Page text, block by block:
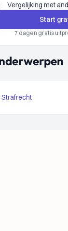
Vergelijking met
Start
7 dagen gratis
Strafrecht